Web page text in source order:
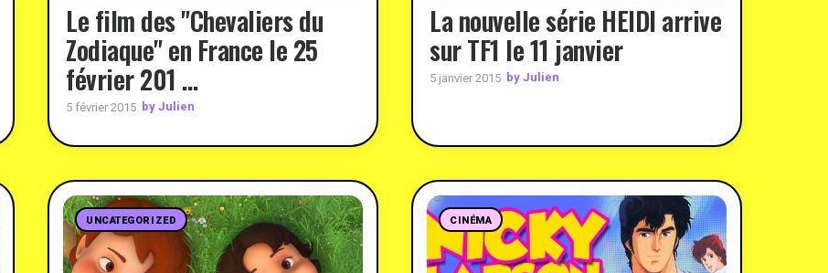
Le film des "Chevaliers du
Zodiaque" en France le 25
février 201 …
5 février 2015 by Julien
La nouvelle série HEIDI arrive
sur TF1 le 11 janvier
5 janvier 2015 by Julien
UNCATEGORIZED CINÉMA